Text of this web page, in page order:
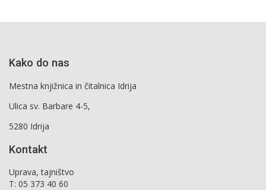
Kako do nas
Mestna knjižnica in čitalnica Idrija
Ulica sv. Barbare 4-5,
5280 Idrija
Kontakt
Uprava, tajništvo
T: 05 373 40 60